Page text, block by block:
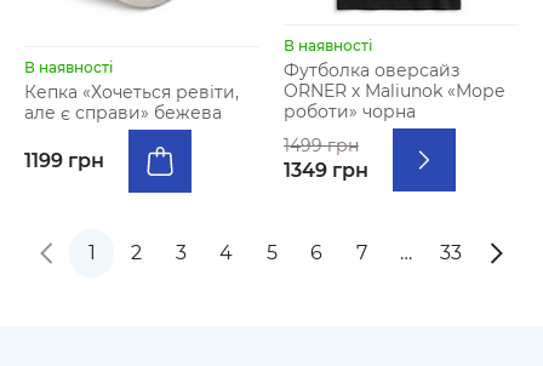
В наявності
Кепка «Хочеться ревіти,
але є справи» бежева
1199 грн
В наявності
Футболка оверсайз
ORNER х Maliunok «Море
роботи» чорна
1499 грн
1349 грн
1 2 3 4 5 6 7 … 33